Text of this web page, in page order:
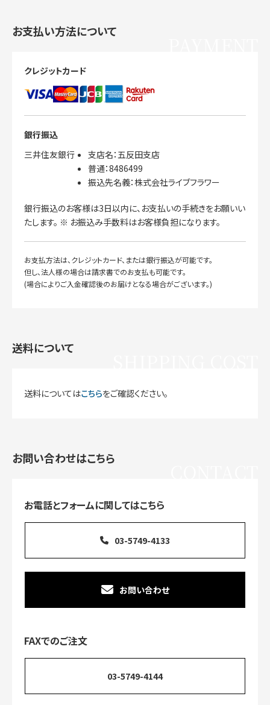
お支払い方法について
クレジットカード
銀行振込
三井住友銀行
支店名：五反田支店
普通：8486499
振込先名義：株式会社ライブフラワー
銀行振込のお客様は3日以内に、お支払いの手続きをお願いい
たします。 ※ お振込み手数料はお客様負担になります。
お支払方法は、クレジットカード、または銀行振込が可能です。
但し、法人様の場合は請求書でのお支払も可能です。
(場合によりご入金確認後のお届けとなる場合がございます。)
送料について
送料についてはこちらをご確認ください。
お問い合わせはこちら
お電話とフォームに関してはこちら
03-5749-4133
お問い合わせ
FAXでのご注文
03-5749-4144